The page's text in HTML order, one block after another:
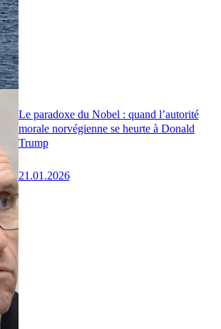
Le paradoxe du Nobel : quand l’autorité
morale norvégienne se heurte à Donald
Trump
21.01.2026